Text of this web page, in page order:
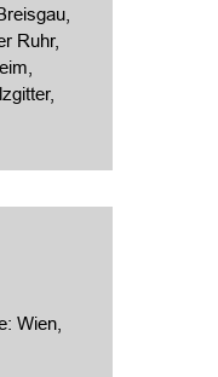
Ruhr,
Wien,